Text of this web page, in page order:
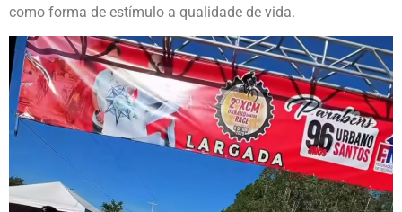
como forma de estímulo a qualidade de vida.